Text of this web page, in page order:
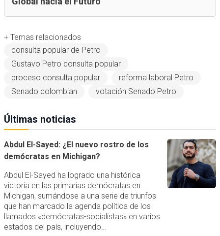
+ Temas relacionados
consulta popular de Petro
Gustavo Petro consulta popular
proceso consulta popular
reforma laboral Petro
Senado colombian
votación Senado Petro
Últimas noticias
Abdul El-Sayed: ¿El nuevo rostro de los
demócratas en Michigan?
Abdul El-Sayed ha logrado una histórica
victoria en las primarias demócratas en
Michigan, sumándose a una serie de triunfos
que han marcado la agenda política de los
llamados «demócratas-socialistas» en varios
estados del país, incluyendo…